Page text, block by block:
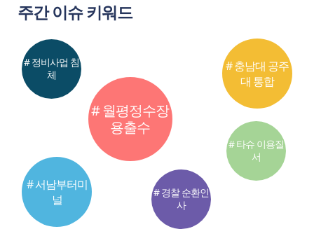
주간 이슈 키워드
# 월평정수장
용출수
# 서남부터미
널
# 충남대 공주
대 통합
# 정비사업 침
체
# 경찰 순환인
사
# 타슈 이용질
서